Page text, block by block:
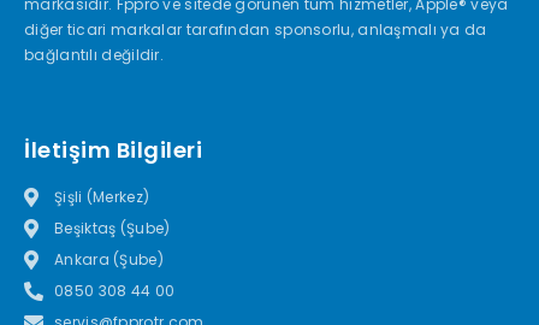
markasıdır. Fppro ve sitede görünen tüm hizmetler, Apple® veya
diğer ticari markalar tarafından sponsorlu, anlaşmalı ya da
bağlantılı değildir.
İletişim Bilgileri
Şişli (Merkez)
Beşiktaş (Şube)
Ankara (Şube)
0850 308 44 00